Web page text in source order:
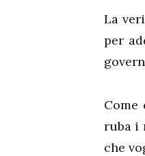
La
per
Come
ruba i
che